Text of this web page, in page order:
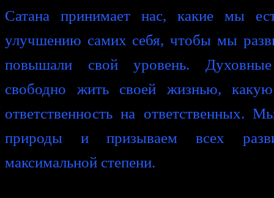
Сатана принимает нас, какие мы
улучшению самих себя, чтобы мы
повышали свой уровень.
свободно жить своей жизнью,
ответственность на ответственных.
природы и призываем всех
максимальной степени.